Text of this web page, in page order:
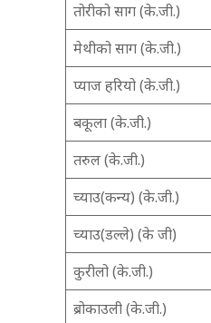
तोरीको साग (के.जी.)
मेथीको साग (के.जी.)
प्याज हरियो (के.जी.)
बकूला (के.जी.)
तरुल (के.जी.)
च्याउ(कन्य) (के.जी.)
च्याउ(डल्ले) (के जी)
कुरीलो (के.जी.)
ब्रोकाउली (के.जी.)